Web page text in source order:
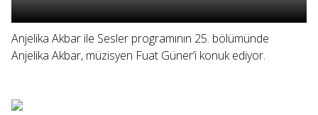
Anjelika Akbar ile Sesler programının 25. bölümünde
Anjelika Akbar, müzisyen Fuat Güner’i konuk ediyor.